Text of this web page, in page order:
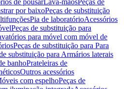
de pousarLava-mãosPeças de
por baixoPeças de substituição
Pia de laboratórioAcessórios
Peças de substituição para
para móvel com móvel de
Peças de substituição para Para
substituição para Armários laterais
banhoPrateleiras de
Outros acessórios
com espelhoPeças de